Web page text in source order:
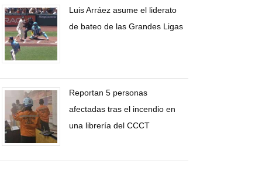
Luis Arráez asume el liderato
de bateo de las Grandes Ligas
Reportan 5 personas
afectadas tras el incendio en
una librería del CCCT